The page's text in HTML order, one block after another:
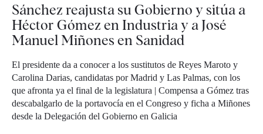
Sánchez reajusta su Gobierno y sitúa a
Héctor Gómez en Industria y a José
Manuel Miñones en Sanidad
El presidente da a conocer a los sustitutos de Reyes Maroto y
Carolina Darias, candidatas por Madrid y Las Palmas, con los
que afronta ya el final de la legislatura | Compensa a Gómez tras
descabalgarlo de la portavocía en el Congreso y ficha a Miñones
desde la Delegación del Gobierno en Galicia